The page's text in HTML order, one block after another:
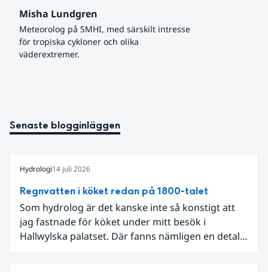
Misha Lundgren
Meteorolog på SMHI, med särskilt intresse
för tropiska cykloner och olika
väderextremer.
Senaste blogginläggen
Hydrologi14 juli 2026
Regnvatten i köket redan på 1800-talet
Som hydrolog är det kanske inte så konstigt att
jag fastnade för köket under mitt besök i
Hallwylska palatset. Där fanns nämligen en detalj